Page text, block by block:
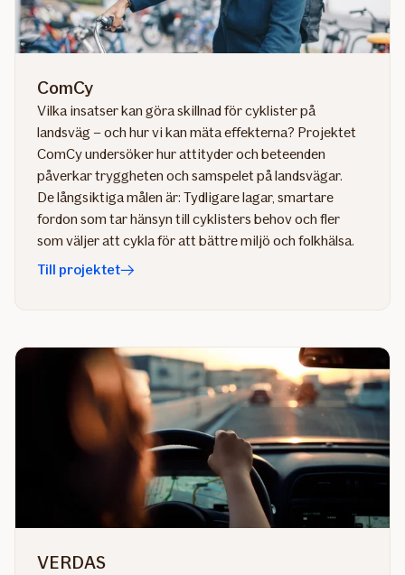
ComCy
Vilka insatser kan göra skillnad för cyklister på
landsväg – och hur vi kan mäta effekterna? Projektet
ComCy undersöker hur attityder och beteenden
påverkar tryggheten och samspelet på landsvägar.
De långsiktiga målen är: Tydligare lagar, smartare
fordon som tar hänsyn till cyklisters behov och fler
som väljer att cykla för att bättre miljö och folkhälsa.
Till projektet
VERDAS